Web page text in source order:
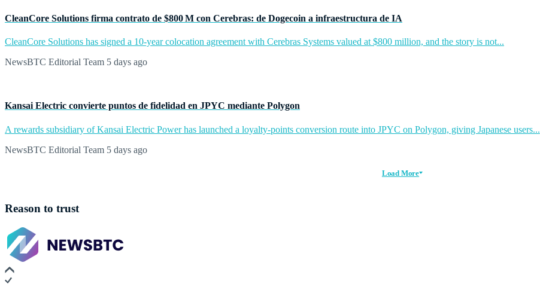
CleanCore Solutions firma contrato de $800 M con Cerebras: de Dogecoin a infraestructura de IA
CleanCore Solutions has signed a 10-year colocation agreement with Cerebras Systems valued at $800 million, and the story is not...
NewsBTC Editorial Team 5 days ago
Kansai Electric convierte puntos de fidelidad en JPYC mediante Polygon
A rewards subsidiary of Kansai Electric Power has launched a loyalty-points conversion route into JPYC on Polygon, giving Japanese users...
NewsBTC Editorial Team 5 days ago
Load More
Reason to trust